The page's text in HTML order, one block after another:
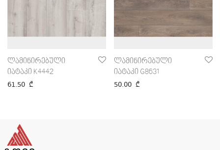
ლამინირებული
იატაკი K4442
61.50 ₾
ლამინირებული
იატაკი G8631
50.00 ₾